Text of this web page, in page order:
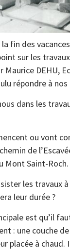
fin des
sur les
Maurice DEHU,
répondre à
dans les
ou vont
de
Mont Saint-Roch.
les travaux
leur durée ?
est qu’il
: une couche
placée à chaud.